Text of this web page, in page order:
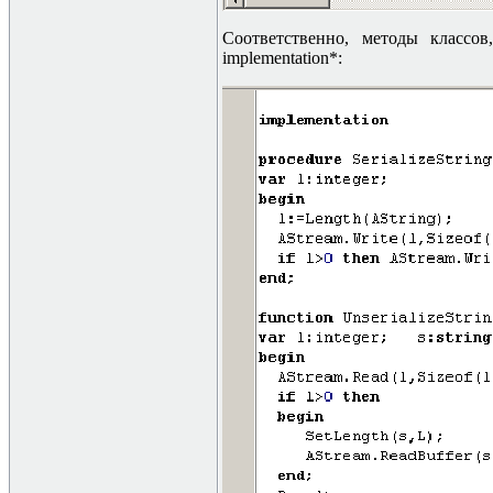
Соответственно, методы
implementation*: